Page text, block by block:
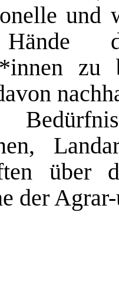
und
über
der